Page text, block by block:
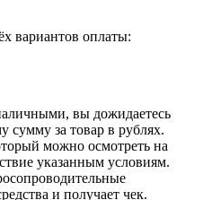
вариантов оплаты:
вы дожидаетесь
сумму за товар в рублях.
можно осмотреть на
указанным условиям.
и получает чек.